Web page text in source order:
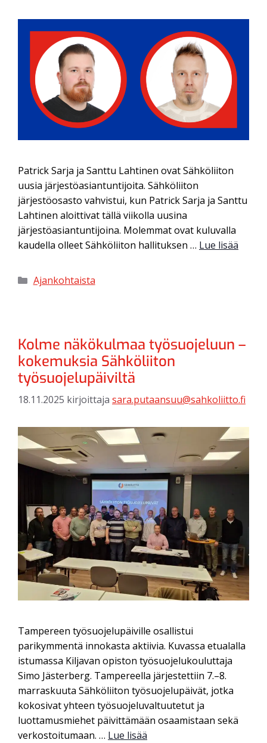
Patrick Sarja ja Santtu Lahtinen ovat Sähköliiton
uusia järjestöasiantuntijoita. Sähköliiton
järjestöosasto vahvistui, kun Patrick Sarja ja Santtu
Lahtinen aloittivat tällä viikolla uusina
järjestöasiantuntijoina. Molemmat ovat kuluvalla
kaudella olleet Sähköliiton hallituksen … Lue lisää
Ajankohtaista
Kolme näkökulmaa työsuojeluun –
kokemuksia Sähköliiton
työsuojelupäiviltä
18.11.2025 kirjoittaja sara.putaansuu@sahkoliitto.fi
Tampereen työsuojelupäiville osallistui
parikymmentä innokasta aktiivia. Kuvassa etualalla
istumassa Kiljavan opiston työsuojelukouluttaja
Simo Jästerberg. Tampereella järjestettiin 7.–8.
marraskuuta Sähköliiton työsuojelupäivät, jotka
kokosivat yhteen työsuojeluvaltuutetut ja
luottamusmiehet päivittämään osaamistaan sekä
verkostoitumaan. … Lue lisää